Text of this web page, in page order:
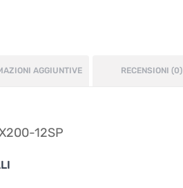
AGGIUNTIVE RECENSIONI (0)
12SP